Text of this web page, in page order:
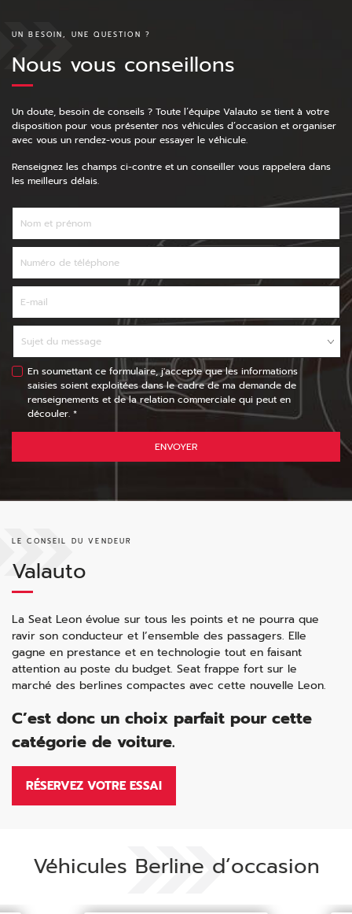
UN BESOIN, UNE QUESTION ?
Nous vous conseillons
Un doute, besoin de conseils ? Toute l’équipe Valauto se tient à votre
disposition pour vous présenter nos véhicules d’occasion et organiser
avec vous un rendez-vous pour essayer le véhicule.
Renseignez les champs ci-contre et un conseiller vous rappelera dans
les meilleurs délais.
En soumettant ce formulaire, j'accepte que les informations
saisies soient exploitées dans le cadre de ma demande de
renseignements et de la relation commerciale qui peut en
découler. *
ENVOYER
LE CONSEIL DU VENDEUR
Valauto
La Seat Leon évolue sur tous les points et ne pourra que
ravir son conducteur et l’ensemble des passagers. Elle
gagne en prestance et en technologie tout en faisant
attention au poste du budget. Seat frappe fort sur le
marché des berlines compactes avec cette nouvelle Leon.
C’est donc un choix parfait pour cette
catégorie de voiture.
RÉSERVEZ VOTRE ESSAI
Véhicules Berline d’occasion